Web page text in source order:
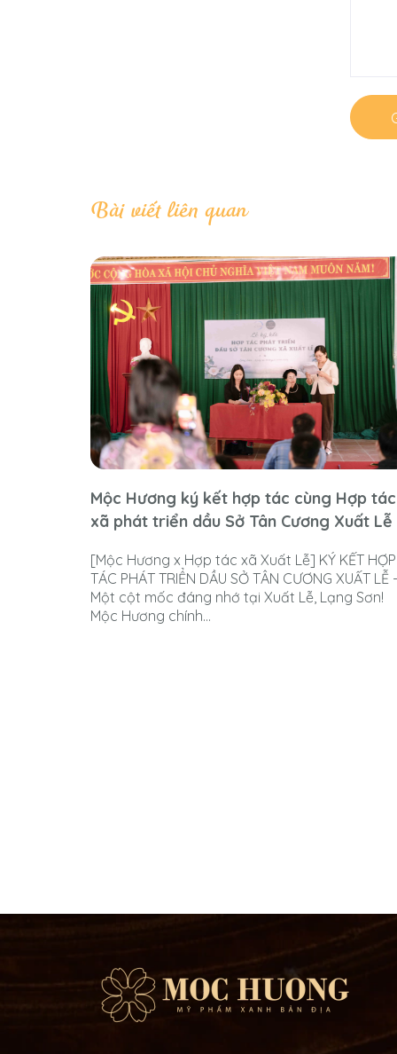
Bài viết liên quan
Mộc Hương ký kết hợp tác cùng Hợp tác
xã phát triển dầu Sở Tân Cương Xuất Lễ
[Mộc Hương x Hợp tác xã Xuất Lễ] KÝ KẾT HỢP
TÁC PHÁT TRIỂN DẦU SỞ TÂN CƯƠNG XUẤT LỄ -
Một cột mốc đáng nhớ tại Xuất Lễ, Lạng Sơn!
Mộc Hương chính...